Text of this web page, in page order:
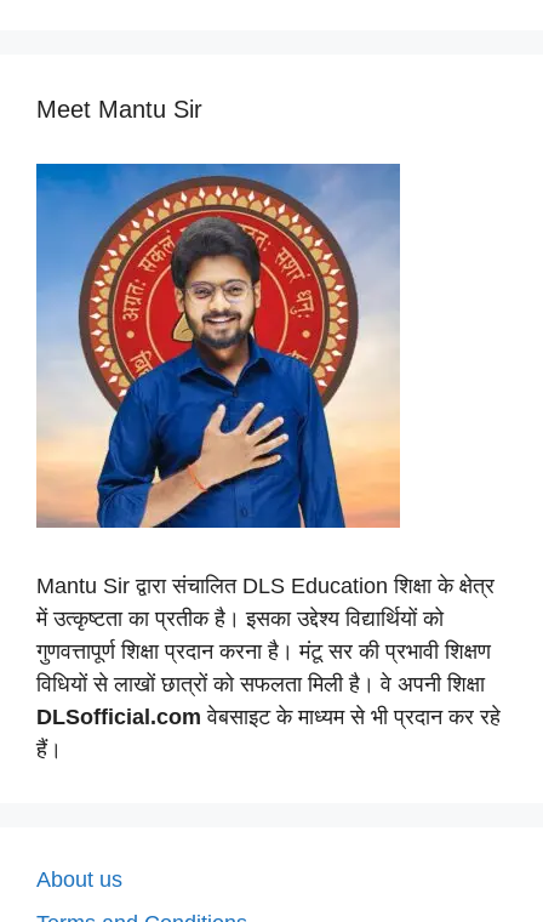
Meet Mantu Sir
Mantu Sir द्वारा संचालित DLS Education शिक्षा के क्षेत्र
में उत्कृष्टता का प्रतीक है। इसका उद्देश्य विद्यार्थियों को
गुणवत्तापूर्ण शिक्षा प्रदान करना है। मंटू सर की प्रभावी शिक्षण
विधियों से लाखों छात्रों को सफलता मिली है। वे अपनी शिक्षा
DLSofficial.com वेबसाइट के माध्यम से भी प्रदान कर रहे
हैं।
About us